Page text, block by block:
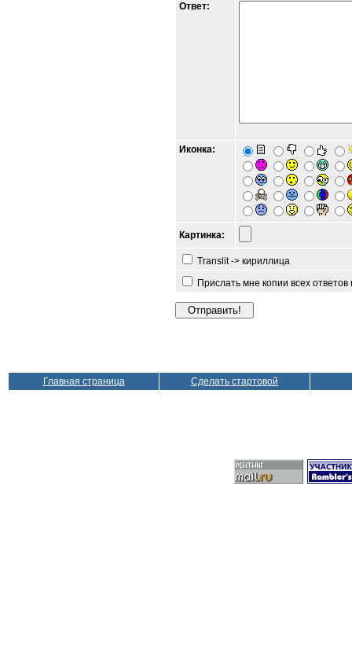
Ответ:
Иконка:
Картинка:
Translit -> кириллица
Прислать мне копии всех
Главная страница Сделать стартовой